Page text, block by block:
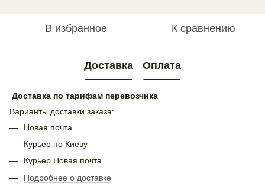
В избранное К сравнению
Доставка Оплата
Доставка по тарифам перевозчика
Варианты доставки заказа:
Новая почта
Курьер по Киеву
Курьер Новая почта
Подробнее о доставке